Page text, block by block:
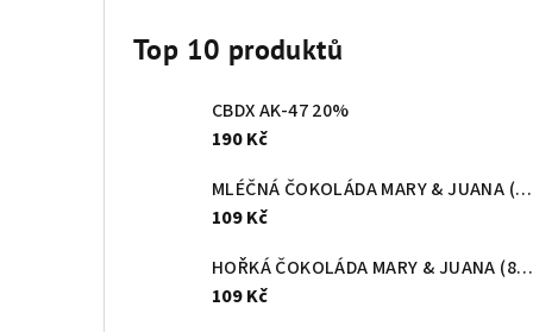
Top 10 produktů
CBDX AK-47 20%
190 Kč
MLÉČNÁ ČOKOLÁDA MARY & JUANA (80g)
109 Kč
HOŘKÁ ČOKOLÁDA MARY & JUANA (80g)
109 Kč